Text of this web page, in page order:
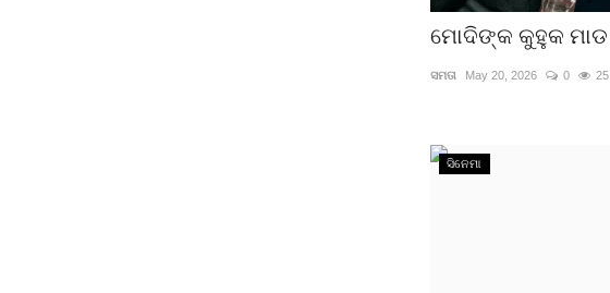
ମୋଦିଙ୍କ କୁହୁକ ମାଡ
ସମତା May 20, 2026 0 25
ସିନେମା